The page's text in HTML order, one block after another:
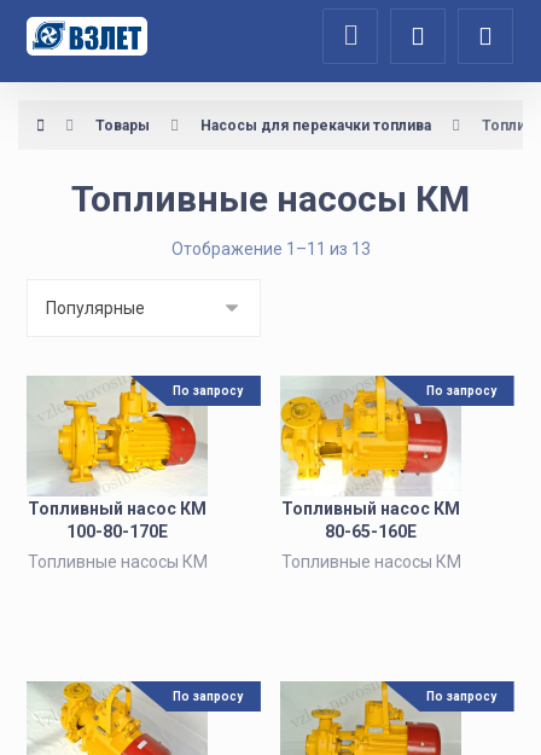
Товары Насосы для перекачки топлива
Топливные насосы КМ
Отображение 1–11 из 13
Топливный насос КМ
100-80-170Е
Топливные насосы КМ
По запросу
Топливный насос КМ
80-65-160Е
Топливные насосы КМ
По запросу
По запросу По запросу